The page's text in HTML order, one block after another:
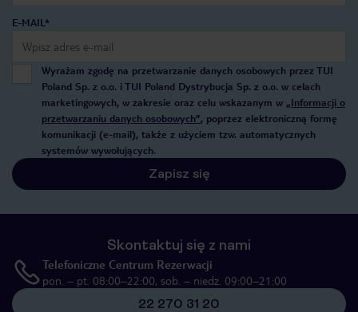
E-MAIL*
Wyrażam zgodę na przetwarzanie danych osobowych przez TUI
Poland Sp. z o.o. i TUI Poland Dystrybucja Sp. z o.o. w celach
marketingowych, w zakresie oraz celu wskazanym w „Informacji o
przetwarzaniu danych osobowych”, poprzez elektroniczną formę
komunikacji (e-mail), także z użyciem tzw. automatycznych
systemów wywołujących.
Zapisz się
Skontaktuj się z nami
Telefoniczne Centrum Rezerwacji
pon. – pt. 08:00–22:00, sob. – niedz. 09:00–21:00
22 270 31 20